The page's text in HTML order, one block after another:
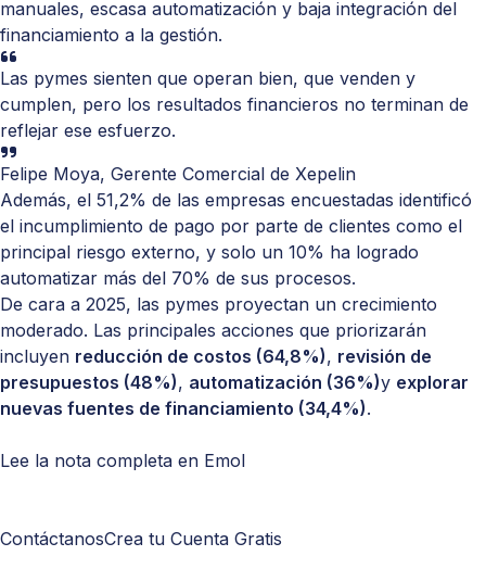
manuales, escasa automatización y baja integración del
financiamiento a la gestión.
Las pymes sienten que operan bien, que venden y
cumplen, pero los resultados financieros no terminan de
reflejar ese esfuerzo.
Felipe Moya, Gerente Comercial de Xepelin
Además, el 51,2% de las empresas encuestadas identificó
el incumplimiento de pago por parte de clientes como el
principal riesgo externo, y solo un 10% ha logrado
automatizar más del 70% de sus procesos.
De cara a 2025, las pymes proyectan un crecimiento
moderado. Las principales acciones que priorizarán
incluyen reducción de costos (64,8%), revisión de
presupuestos (48%), automatización (36%)y explorar
nuevas fuentes de financiamiento (34,4%).
Lee la nota completa en Emol
ContáctanosCrea tu Cuenta Gratis